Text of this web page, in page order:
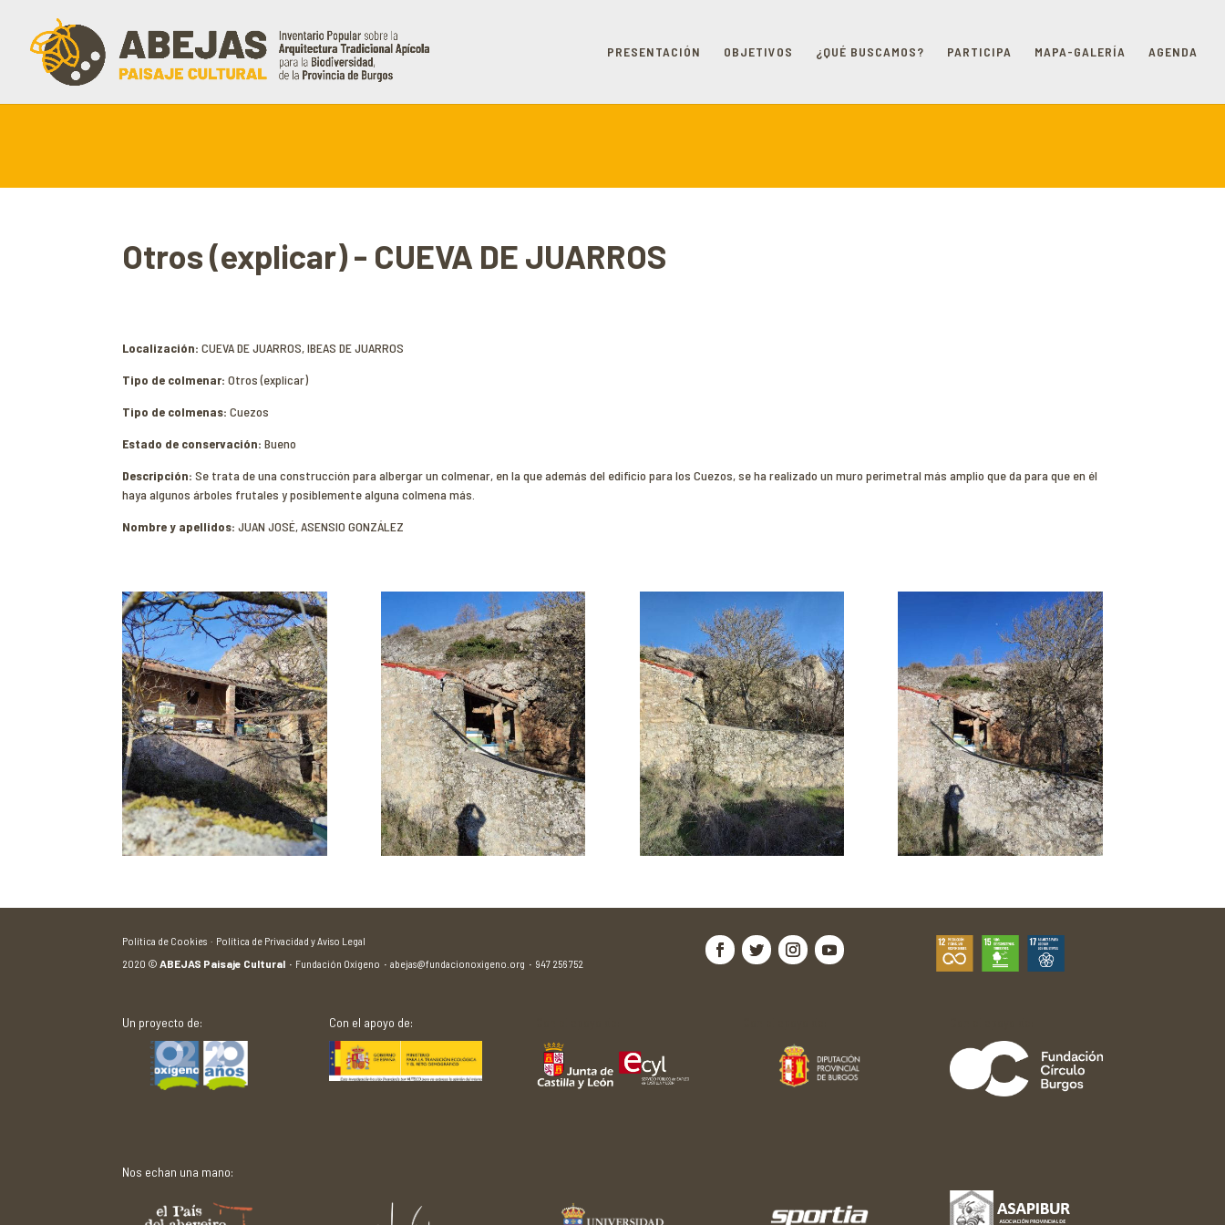
PRESENTACIÓN OBJETIVOS ¿QUÉ BUSCAMOS? PARTICIPA MAPA-GALERÍA AGENDA
Otros (explicar) - CUEVA DE JUARROS
Localización:CUEVA DE JUARROS, IBEAS DE JUARROS
Tipo de colmenar:Otros (explicar)
Tipo de colmenas:Cuezos
Estado de conservación:Bueno
Descripción:Se trata de una construcción para albergar un colmenar, en la que además del edificio para los Cuezos, se ha realizado un muro perimetral más amplio que da para que en él
haya algunos árboles frutales y posiblemente alguna colmena más.
Nombre y apellidos:JUAN JOSÉ, ASENSIO GONZÁLEZ
Política de Cookies · Política de Privacidad y Aviso Legal
2020 ©ABEJAS Paisaje Cultural · Fundación Oxígeno ·abejas@fundacionoxigeno.org · 947 256 752
Un proyecto de: Con el apoyo de:
Nos echan una mano: